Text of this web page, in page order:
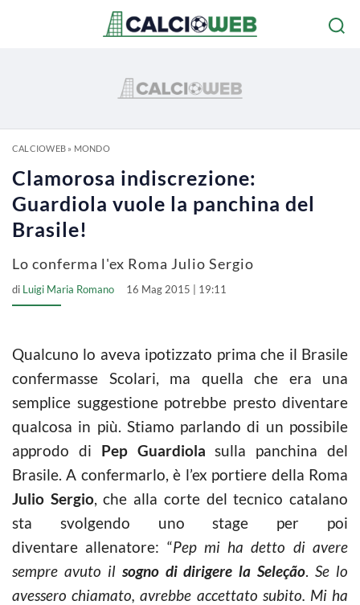
CALCIOWEB» MONDO
Clamorosa indiscrezione:
Guardiola vuole la panchina del
Brasile!
Lo conferma l'ex Roma Julio Sergio
di Luigi Maria Romano 16 Mag 2015 | 19:11
Qualcuno lo aveva ipotizzato prima che il Brasile
confermasse Scolari, ma quella che era una
semplice suggestione potrebbe presto diventare
qualcosa in più. Stiamo parlando di un possibile
approdo di Pep Guardiola sulla panchina del
Brasile. A confermarlo, è l’ex portiere della Roma
Julio Sergio, che alla corte del tecnico catalano
sta svolgendo uno stage per poi
diventare allenatore: “Pep mi ha detto di avere
sempre avuto il sogno di dirigere la Seleção.Se lo
avessero chiamato, avrebbe accettato subito. Mi ha